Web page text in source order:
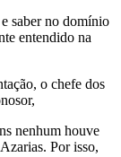
saber no domínio
entendido na
o chefe dos
nenhum houve
Por isso,